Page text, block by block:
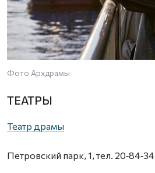
Фото Архдрамы
ТЕАТРЫ
Театр драмы
Петровский парк, 1, тел. 20‑84‑34